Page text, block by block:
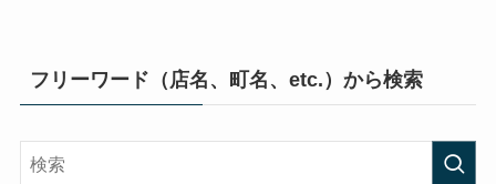
フリーワード（店名、町名、etc.）から検索